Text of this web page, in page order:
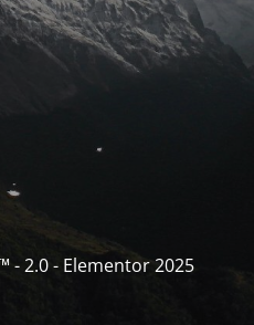
- 2.0 - Elementor 2025